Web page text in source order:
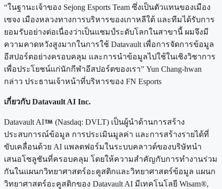
“ในฐานะเจ้าของ Sejong Esports Team ซึ่งเป็นตัวแทนของเมือง
เซจง เมืองหลวงทางการบริหารของเกาหลีใต้ และทีมได้รับการ
ยอมรับอย่างต่อเนื่องว่าเป็นแชมป์ระดับโลกในสาขานี้ ผมจึงมี
ความคาดหวังสูงมากในการใช้ Datavault เพื่อการจัดการข้อมูล
อีสปอร์ตอย่างครอบคลุม และการนำข้อมูลไปใช้ในเชิงวิชาการ
เพื่อประโยชน์แก่นักกีฬาอีสปอร์ตของเรา” Yun Chang-hwan
กล่าว ประธานเจ้าหน้าที่บริหารของ FN Esports
เกี่ยวกับ Datavault AI Inc.
Datavault AI
(Nasdaq: DVLT) เป็นผู้นำด้านการสร้าง
ประสบการณ์ข้อมูล การประเมินมูลค่า และการสร้างรายได้ที่
ขับเคลื่อนด้วย AI แพลตฟอร์มในระบบคลาวด์ของบริษัทนำ
เสนอโซลูชันที่ครอบคลุม โดยให้ความสำคัญกับการทำงานร่วม
กันในแผนกวิทยาศาสตร์อะคูสติกและวิทยาศาสตร์ข้อมูล แผนก
วิทยาศาสตร์อะคูสติกของ Datavault AI มีเทคโนโลยี Wisam®,